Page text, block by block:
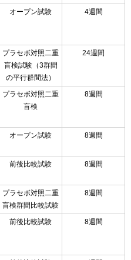
オープン試験 4週間
プラセボ対照二重
盲検試験（3群間
の平行群間法）
24週間
プラセボ対照二重
盲検
8週間
オープン試験 8週間
前後比較試験 8週間
プラセボ対照二重
盲検群間比較試験
8週間
前後比較試験 8週間